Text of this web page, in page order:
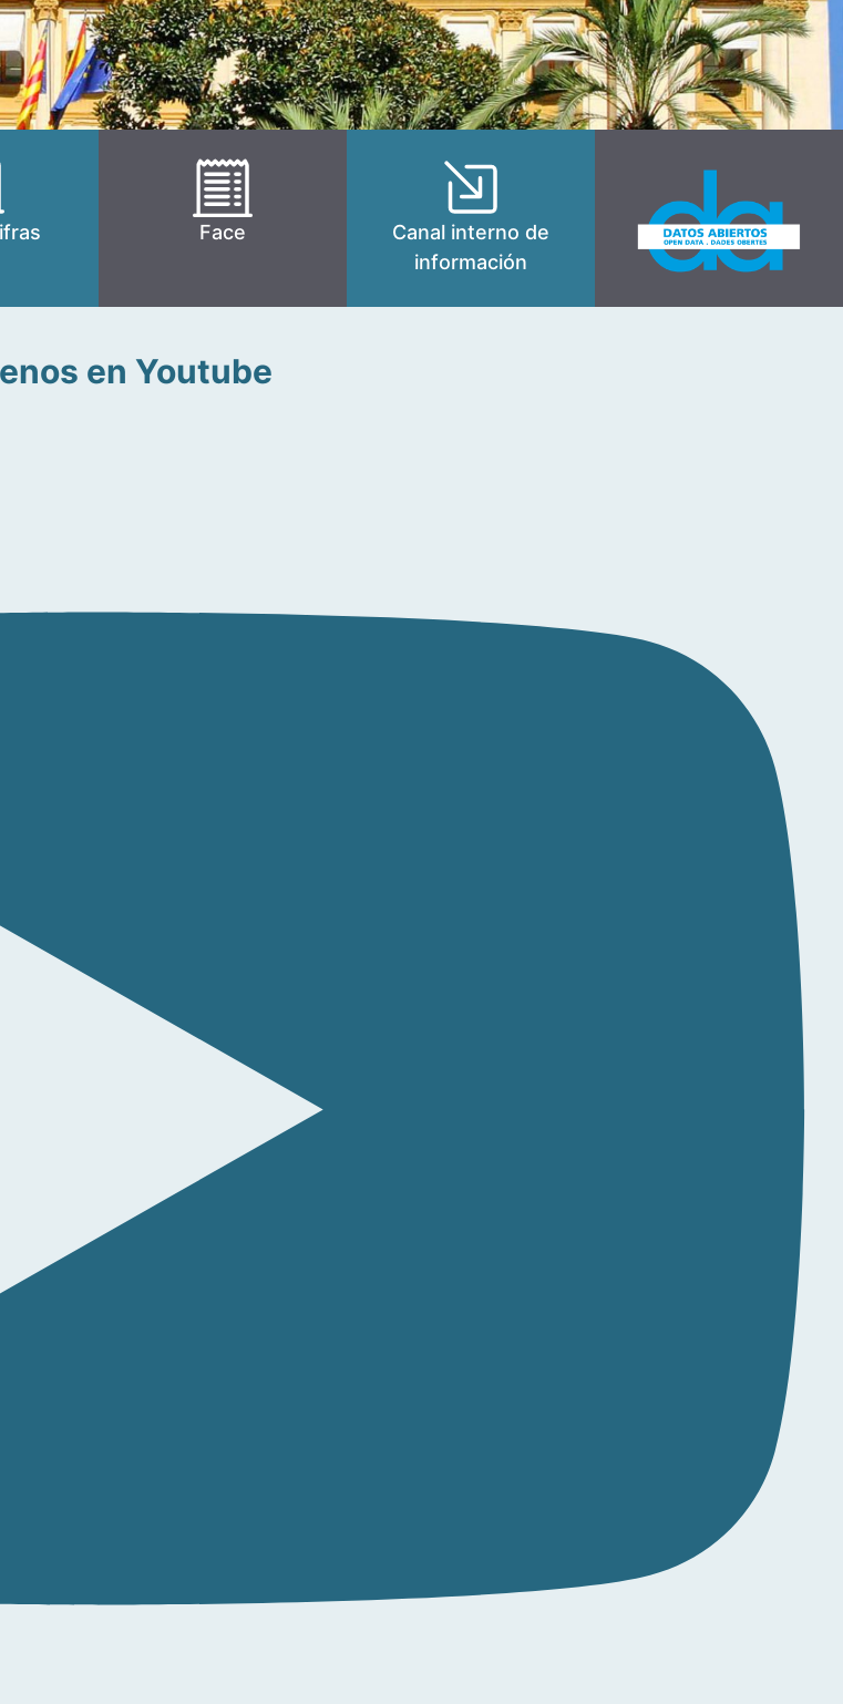
Face
Canal interno de
información
en Youtube